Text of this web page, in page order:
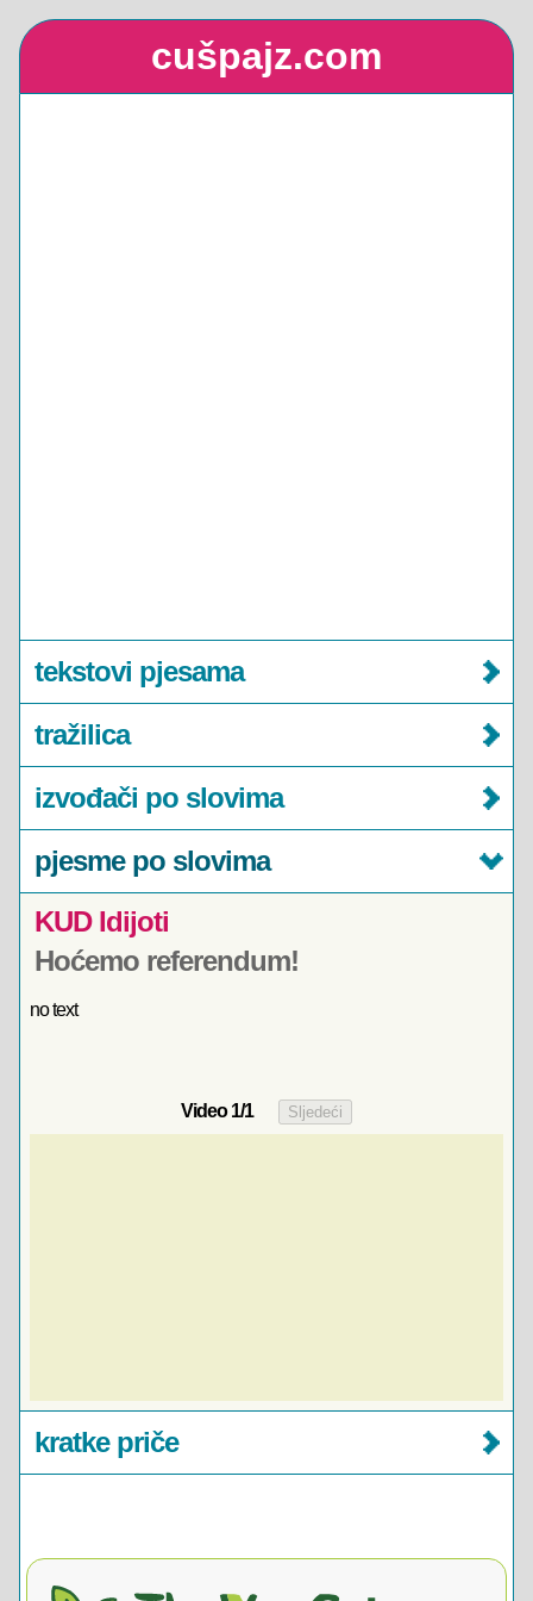
cušpajz.com
tekstovi pjesama
tražilica
izvođači po slovima
pjesme po slovima
KUD Idijoti
Hoćemo referendum!
no text
Video1/1
kratke priče